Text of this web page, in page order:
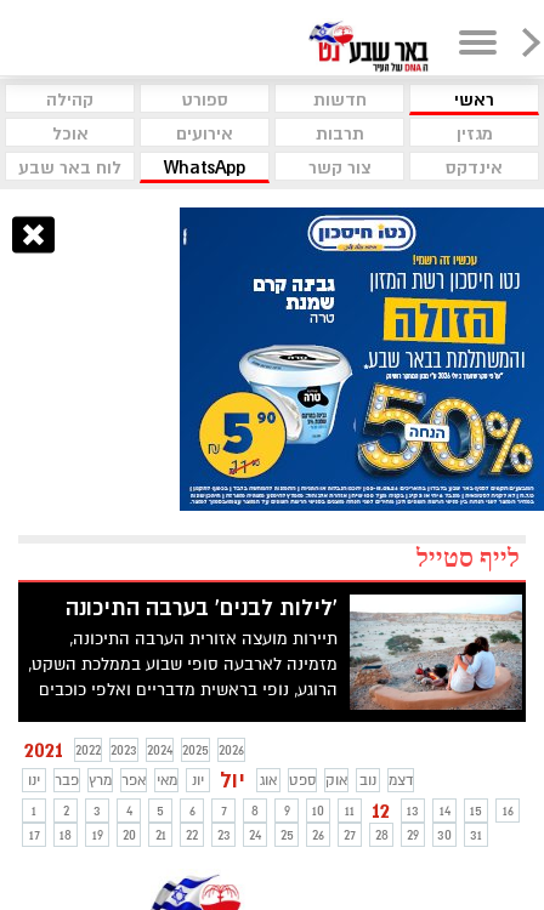
ראשי חדשות ספורט
קהילה
מגזין
תרבות אירועים
אוכל
אינדקס
צור קשר WhatsApp לוח באר שבע
לייף סטייל
'לילות לבנים' בערבה התיכונה
תיירות מועצה אזורית הערבה התיכונה,
מזמינה לארבעה סופי שבוע בממלכת השקט,
הרוגע, נופי בראשית מדבריים ואלפי כוכבים
הפעילויות: תצפיות כוכבים, פעילות מדברית,
שירה מסביב למדורה, הרצאות רום שמיים,
פעילות לילדים ועוד.
2021 2022 2023 2024 2025
2026
ינו
פבר מרץ אפר מאי יונ יול אוג ספט אוק נוב
דצמ
1
2 3 4 5 6 7 8 9 10 11 12 13 14 15
16
17
18 19 20 21 22 23 24 25 26 27 28 29 30 31